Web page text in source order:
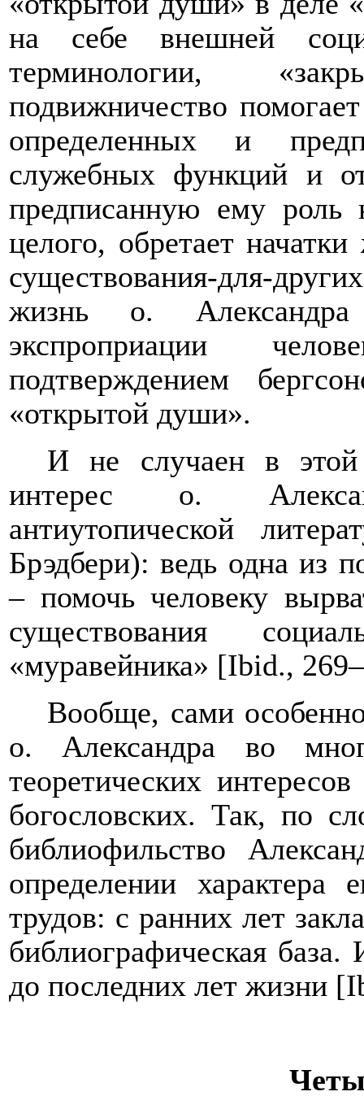
на себе внешней
терминологии,
подвижничество
определенных и
служебных функций и
предписанную ему роль
целого, обретает
существования-для-
жизнь о.
экспроприации
подтверждением
«открытой души».
И не случаен в этой
интерес о.
антиутопической
Брэдбери): ведь одна из
– помочь человеку
существования
«муравейника» [Ibid.,
Вообще, сами
о. Александра во
теоретических
богословских. Так, по
библиофильство
определении характера
трудов: с ранних лет
библиографическая
до последних лет жизни [